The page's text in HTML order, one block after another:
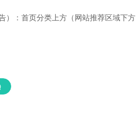
）：首页分类上方（网站推荐区域下